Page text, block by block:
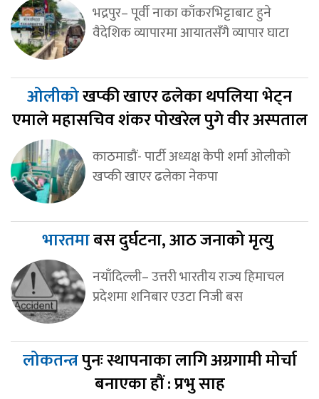
भद्रपुर– पूर्वी नाका काँकरभिट्टाबाट हुने
वैदेशिक व्यापारमा आयातसँगै व्यापार घाटा
ओलीकोखप्की खाएर ढलेका थपलिया भेट्न
एमाले महासचिव शंकर पोखरेल पुगे वीर अस्पताल
काठमाडौं- पार्टी अध्यक्ष केपी शर्मा ओलीको
खप्की खाएर ढलेका नेकपा
भारतमाबस दुर्घटना, आठ जनाको मृत्यु
नयाँदिल्ली– उत्तरी भारतीय राज्य हिमाचल
प्रदेशमा शनिबार एउटा निजी बस
लोकतन्त्रपुनः स्थापनाका लागि अग्रगामी मोर्चा
बनाएका हौं : प्रभु साह